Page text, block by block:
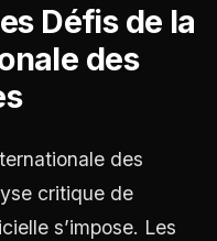
Défis de la
des
des
critique de
s’impose. Les